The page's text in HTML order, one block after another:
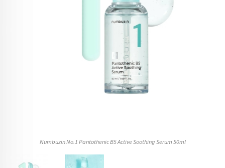
Numbuzin No.1 Pantothenic B5 Active Soothing Serum 50ml